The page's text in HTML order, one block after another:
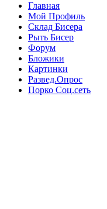
Главная
Мой Профиль
Склад Бисера
Рыть Бисер
Форум
Бложики
Картинки
Развед.Опрос
Порко Соц.сеть